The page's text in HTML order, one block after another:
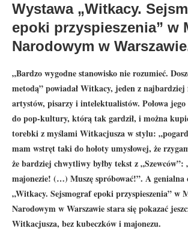
Wystawa „Witkacy.
epoki przyspieszenia” w
Narodowym w
„Bardzo wygodne stanowisko nie rozumieć.
metodą” powiadał Witkacy, jeden z najbardziej
artystów, pisarzy i intelektualistów. Połowa
do pop-kultury, którą tak gardził, i można
torebki z myślami Witkacjusza w stylu:
mam wstręt taki do hołoty umysłowej, że
że bardziej chwytliwy byłby tekst z „Szewców”:
majonezie! (…) Muszę spróbować!”. A genialna
„Witkacy. Sejsmograf epoki przyspieszenia” w
Narodowym w Warszawie stara się pokazać
Witkacjusza, bez kubeczków i majonezu.